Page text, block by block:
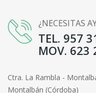
¿NECESITAS
TEL. 957
MOV. 623
Ctra. La Rambla -
Montalbán (Córdoba)